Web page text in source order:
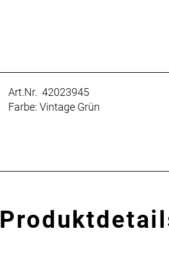
Art.Nr. 42023945
Farbe: Vintage Grün